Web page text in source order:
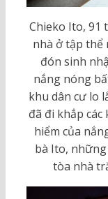
Chieko Ito, 91
nhà ở tập thể
đón sinh
nắng nóng
khu dân cư lo
đã đi khắp
hiểm của
bà Ito,
tòa nhà